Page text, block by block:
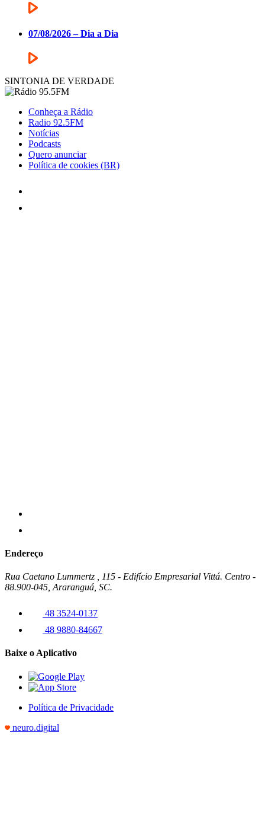
07/08/2026 – Dia a Dia
SINTONIA DE VERDADE
Conheça a Rádio
Radio 92.5FM
Notícias
Podcasts
Quero anunciar
Política de cookies (BR)
Endereço
Rua Caetano Lummertz , 115 - Edifício Empresarial Vittá. Centro -
88.900-045, Araranguá, SC.
48 3524-0137
48 9880-84667
Baixe o Aplicativo
Política de Privacidade
neuro.digital